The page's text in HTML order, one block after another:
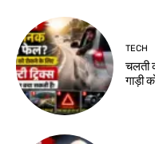
TECH
चलती
गाड़ी